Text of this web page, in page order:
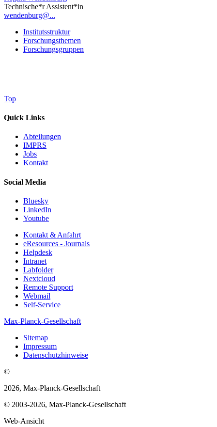
Technische*r Assistent*in
wendenburg@...
Institutsstruktur
Forschungsthemen
Forschungsgruppen
Top
Quick Links
Abteilungen
IMPRS
Jobs
Kontakt
Social Media
Bluesky
LinkedIn
Youtube
Kontakt & Anfahrt
eResources - Journals
Helpdesk
Intranet
Labfolder
Nextcloud
Remote Support
Webmail
Self-Service
Max-Planck-Gesellschaft
Sitemap
Impressum
Datenschutzhinweise
©
2026, Max-Planck-Gesellschaft
© 2003-2026, Max-Planck-Gesellschaft
Web-Ansicht